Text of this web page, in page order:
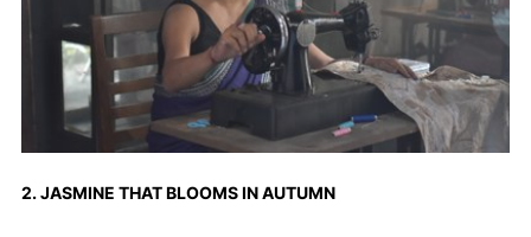
2. JASMINE THAT BLOOMS IN AUTUMN